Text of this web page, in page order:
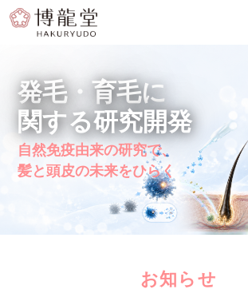
発毛・育毛に
関する研究開発
自然免疫由来の研究で、
髪と頭皮の未来をひらく
お知らせ